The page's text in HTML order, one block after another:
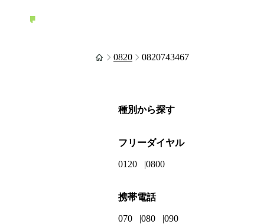
0820 0820743467
種別から探す
フリーダイヤル
0120 0800
携帯電話
070 080 090